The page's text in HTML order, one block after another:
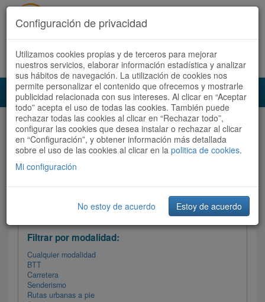
Acceder Registrate ahora Español | Català
Audioruta Todas las rutas
Todas las rutas Ordenar por:Más recientes
Filtrar las rutas
Filtrar por modalidad:
Cualquier modalidad
BTT
Carretera
Senderismo
Rutas urbanas a pie
Configuración de privacidad
Utilizamos cookies propias y de terceros para mejorar
nuestros servicios, elaborar información estadística y analizar
sus hábitos de navegación. La utilización de cookies nos
permite personalizar el contenido que ofrecemos y mostrarle
publicidad relacionada con sus intereses. Al clicar en “Aceptar
todo” acepta el uso de todas las cookies. También puede
rechazar todas las cookies al clicar en “Rechazar todo”,
configurar las cookies que desea instalar o rechazar al clicar
en “Configuración”, y obtener información más detallada
sobre el uso de las cookies al clicar en la politica de cookies.
Mi configuración
No estoy de acuerdo Estoy de acuerdo